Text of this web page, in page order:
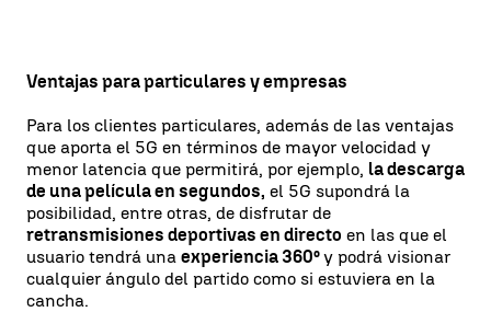
Ventajas para particulares y empresas
Para los clientes particulares, además de las ventajas
que aporta el 5G en términos de mayor velocidad y
menor latencia que permitirá, por ejemplo, la descarga
de una película en segundos, el 5G supondrá la
posibilidad, entre otras, de disfrutar de
retransmisiones deportivas en directo en las que el
usuario tendrá una experiencia 360ºy podrá visionar
cualquier ángulo del partido como si estuviera en la
cancha.